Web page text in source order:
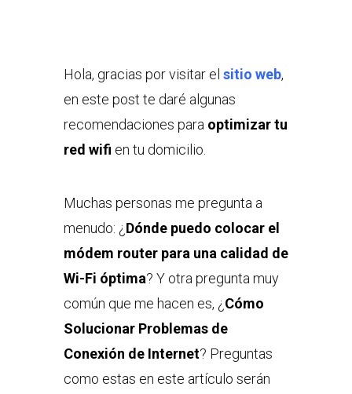
Hola, gracias por visitar el sitio web,
en este post te daré algunas
recomendaciones para optimizar tu
red wifi en tu domicilio.
Muchas personas me pregunta a
menudo: ¿ Dónde puedo colocar el
módem router para una calidad de
Wi-Fi óptima? Y otra pregunta muy
común que me hacen es, ¿ Cómo
Solucionar Problemas de
Conexión de Internet? Preguntas
como estas en este artículo serán